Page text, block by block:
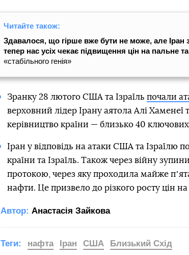
Читайте також:
Здавалося, що гірше вже бути не може, але Іран
тепер нас усіх чекає підвищення цін на пальне
«стабільного генія»
Зранку 28 лютого США та Ізраїль почали
верховний лідер Ірану аятола Алі Хаменеї
керівництво країни — близько 40
Іран у відповідь на атаки США та Ізраїлю
країни та Ізраїль. Також через війну
протокою, через яку проходила майже
нафти. Це призвело до різкого росту цін на
Автор: Анастасія Зайкова
Теги: нафта Іран США Близький Схід